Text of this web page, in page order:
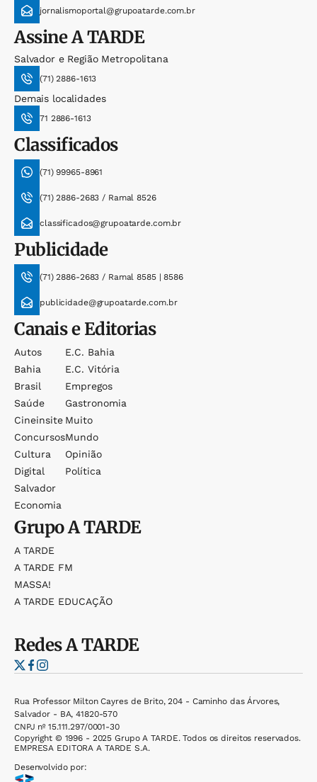
jornalismoportal@grupoatarde.com.br
AssineA TARDE
Salvador e Região Metropolitana
(71) 2886-1613
Demais localidades
71 2886-1613
Classificados
(71) 99965-8961
(71) 2886-2683 / Ramal 8526
classificados@grupoatarde.com.br
Publicidade
(71) 2886-2683 / Ramal 8585 | 8586
publicidade@grupoatarde.com.br
Canais e Editorias
Autos
Bahia
Brasil
Saúde
Cineinsite
Concursos
Cultura
Digital
Salvador
Economia
E.c. Bahia
E.c. Vitória
Empregos
Gastronomia
Muito
Mundo
Opinião
Política
GrupoA TARDE
A TARDE
A TARDE FM
MASSA!
A TARDE EDUCAÇÃO
RedesA TARDE
Rua Professor Milton Cayres de Brito, 204 - Caminho das Árvores,
Salvador - BA, 41820-570
CNPJ nº 15.111.297/0001-30
Copyright © 1996 - 2025 Grupo A TARDE. Todos os direitos reservados.
EMPRESA EDITORA A TARDE S.A.
Desenvolvido por: